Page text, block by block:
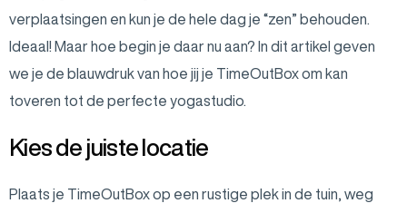
verplaatsingen en kun je de hele dag je “zen” behouden.
Ideaal! Maar hoe begin je daar nu aan? In dit artikel geven
we je de blauwdruk van hoe jij je TimeOutBox om kan
toveren tot de perfecte yogastudio.
Kies de juiste locatie
Plaats je TimeOutBox op een rustige plek in de tuin, weg